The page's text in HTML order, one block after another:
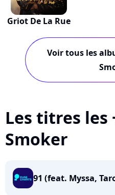
Griot De La Rue
Voir tous les
Les titres les
Smoker
91 (feat. Myssa,